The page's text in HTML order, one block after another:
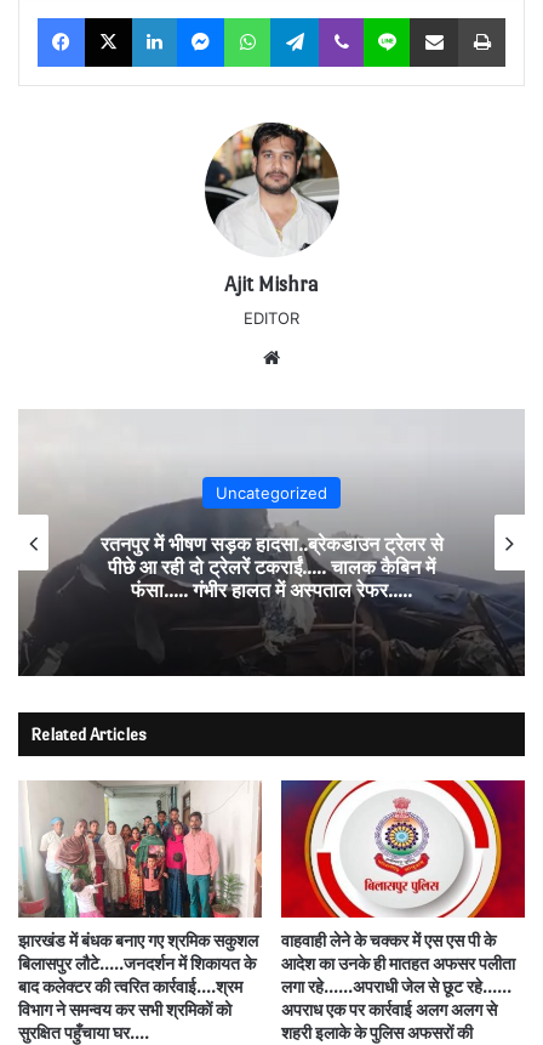
Facebook
X LinkedInMessengerWhatsAppTelegram
Viber Line Share via Email Print
Ajit Mishra
EDITOR
Uncategorized
रतनपुर में भीषण सड़क हादसा..ब्रेकडाउन ट्रेलर से
पीछे आ रही दो ट्रेलरें टकराईं….. चालक कैबिन में
फंसा….. गंभीर हालत में अस्पताल रेफर…..
Related Articles
झारखंड में बंधक बनाए गए श्रमिक सकुशल
बिलासपुर लौटे…..जनदर्शन में शिकायत के
बाद कलेक्टर की त्वरित कार्रवाई….श्रम
विभाग ने समन्वय कर सभी श्रमिकों को
सुरक्षित पहुँचाया घर….
वाहवाही लेने के चक्कर में एस एस पी के
आदेश का उनके ही मातहत अफसर पलीता
लगा रहे……अपराधी जेल से छूट रहे……
अपराध एक पर कार्रवाई अलग अलग से
शहरी इलाके के पुलिस अफसरों की